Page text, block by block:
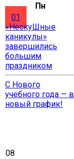
Пн
01
«НескуШные
каникулы»
завершились
большим
праздником
С Нового
учебного года — в
новый график!
08